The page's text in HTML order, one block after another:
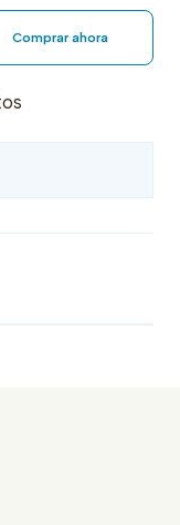
Comprar ahora